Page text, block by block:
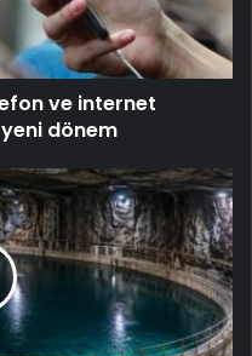
ve internet
dönem